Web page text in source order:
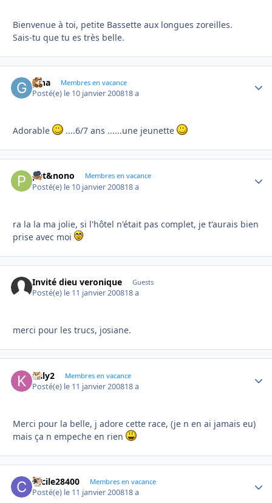
Bienvenue à toi, petite Bassette aux longues zoreilles.
Sais-tu que tu es très belle.
gina Membres en vacance
Posté(e) le 10 janvier 200818 a
Adorable ....6/7 ans ......une jeunette
pat&nono Membres en vacance
Posté(e) le 10 janvier 200818 a
ra la la ma jolie, si l'hôtel n'était pas complet, je t'aurais bien
prise avec moi
Invité dieu veronique Guests
Posté(e) le 11 janvier 200818 a
merci pour les trucs, josiane.
kaly2 Membres en vacance
Posté(e) le 11 janvier 200818 a
Merci pour la belle, j adore cette race, (je n en ai jamais eu)
mais ça n empeche en rien
cecile28400 Membres en vacance
Posté(e) le 11 janvier 200818 a